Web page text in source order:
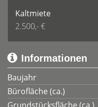
Kaltmiete
2.500,- €
Informationen
Baujahr
Bürofläche (ca.)